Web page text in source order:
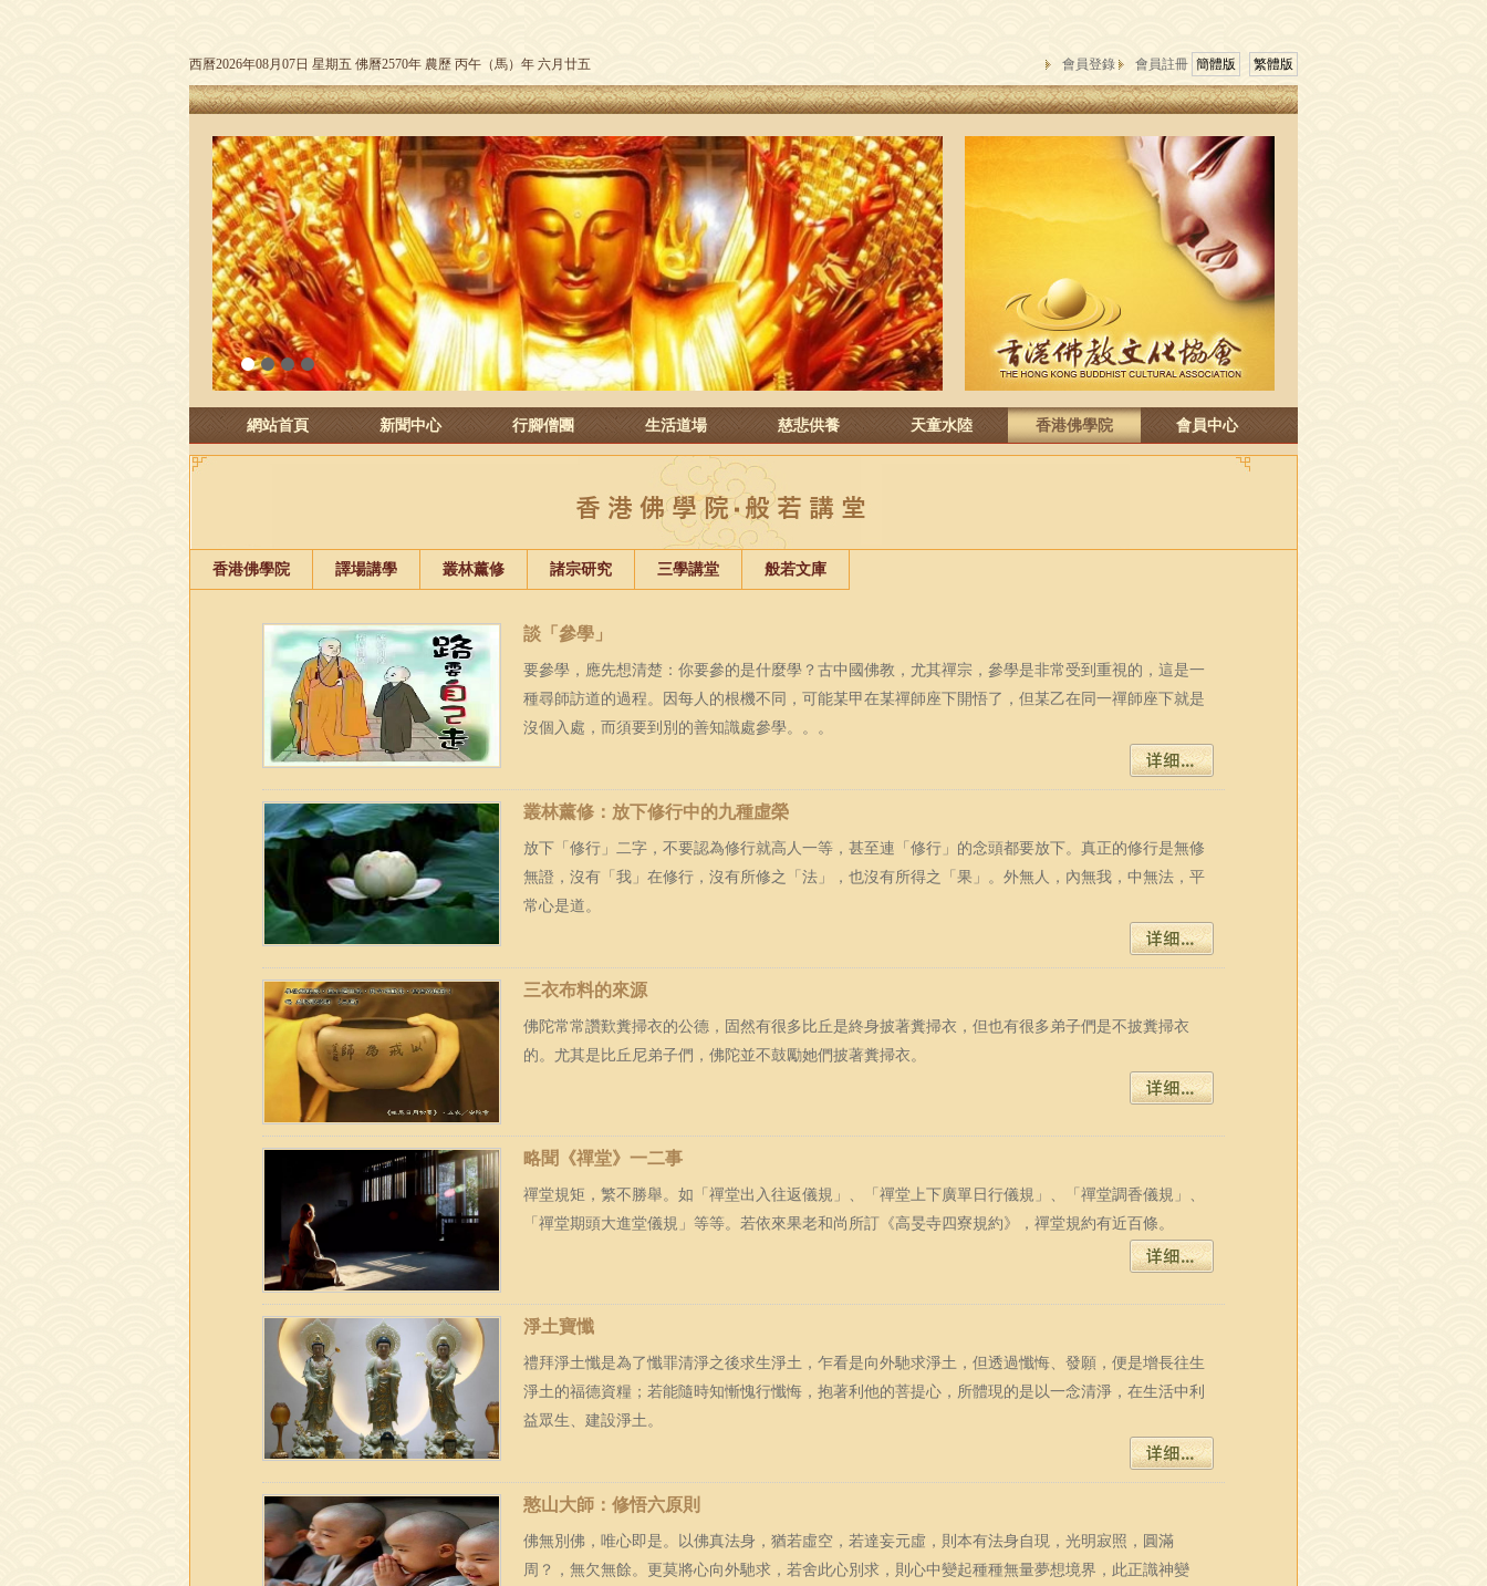
西曆2026年08月07日 星期五 佛曆2570年 農歷 丙午（馬）年 六月廿五 會員登錄 會員註冊 簡體版 繁體版
1 2 3 4
網站首頁 新聞中心 行腳僧團 生活道場 慈悲供養 天童水陸 香港佛學院 會員中心
香港佛學院 譯場講學 叢林薰修 諸宗研究 三學講堂 般若文庫
談「參學」
要參學，應先想清楚：你要參的是什麼學？古中國佛教，尤其禪宗，參學是非常受到重視的，這是一
種尋師訪道的過程。因每人的根機不同，可能某甲在某禪師座下開悟了，但某乙在同一禪師座下就是
沒個入處，而須要到別的善知識處參學。。。
叢林薰修：放下修行中的九種虛榮
放下「修行」二字，不要認為修行就高人一等，甚至連「修行」的念頭都要放下。真正的修行是無修
無證，沒有「我」在修行，沒有所修之「法」，也沒有所得之「果」。外無人，內無我，中無法，平
常心是道。
三衣布料的來源
佛陀常常讚歎糞掃衣的公德，固然有很多比丘是終身披著糞掃衣，但也有很多弟子們是不披糞掃衣
的。尤其是比丘尼弟子們，佛陀並不鼓勵她們披著糞掃衣。
略聞《禪堂》一二事
禪堂規矩，繁不勝舉。如「禪堂出入往返儀規」、「禪堂上下廣單日行儀規」、「禪堂調香儀規」、
「禪堂期頭大進堂儀規」等等。若依來果老和尚所訂《高旻寺四寮規約》，禪堂規約有近百條。
淨土寶懺
禮拜淨土懺是為了懺罪清淨之後求生淨土，乍看是向外馳求淨土，但透過懺悔、發願，便是增長往生
淨土的福德資糧；若能隨時知慚愧行懺悔，抱著利他的菩提心，所體現的是以一念清淨，在生活中利
益眾生、建設淨土。
憨山大師：修悟六原則
佛無別佛，唯心即是。以佛真法身，猶若虛空，若達妄元虛，則本有法身自現，光明寂照，圓滿
周？，無欠無餘。更莫將心向外馳求，若舍此心別求，則心中變起種種無量夢想境界，此正識神變